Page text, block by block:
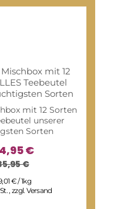
mit 12 Sorten
unserer
Sorten
€
€
€ / 1kg
,zzgl.Versand